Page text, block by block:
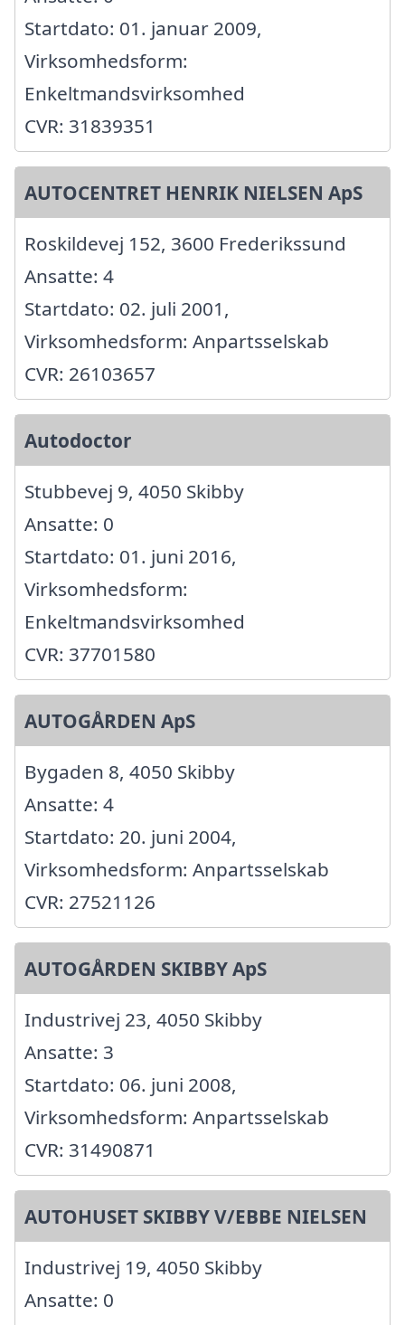
Startdato: 01. januar 2009,
Virksomhedsform:
Enkeltmandsvirksomhed
CVR: 31839351
AUTOCENTRET HENRIK NIELSEN ApS
Roskildevej 152, 3600 Frederikssund
Ansatte: 4
Startdato: 02. juli 2001,
Virksomhedsform: Anpartsselskab
CVR: 26103657
Autodoctor
Stubbevej 9, 4050 Skibby
Ansatte: 0
Startdato: 01. juni 2016,
Virksomhedsform:
Enkeltmandsvirksomhed
CVR: 37701580
AUTOGÅRDEN ApS
Bygaden 8, 4050 Skibby
Ansatte: 4
Startdato: 20. juni 2004,
Virksomhedsform: Anpartsselskab
CVR: 27521126
AUTOGÅRDEN SKIBBY ApS
Industrivej 23, 4050 Skibby
Ansatte: 3
Startdato: 06. juni 2008,
Virksomhedsform: Anpartsselskab
CVR: 31490871
AUTOHUSET SKIBBY V/EBBE NIELSEN
Industrivej 19, 4050 Skibby
Ansatte: 0